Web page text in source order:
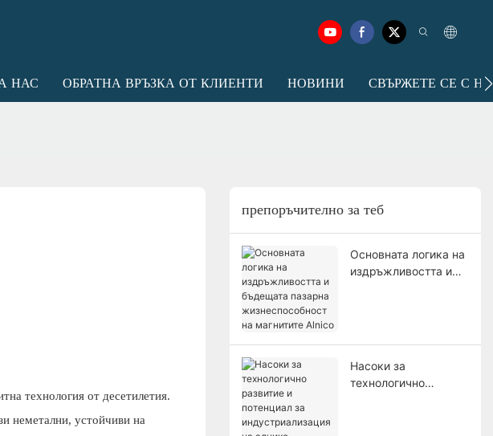
НАС ОБРАТНА ВРЪЗКА ОТ КЛИЕНТИ НОВИНИ СВЪРЖЕТЕ СЕ С
технология от десетилетия.
неметални, устойчиви на
препоръчително за теб
Основната логика на
издръжливостта и
Насоки за
технологично